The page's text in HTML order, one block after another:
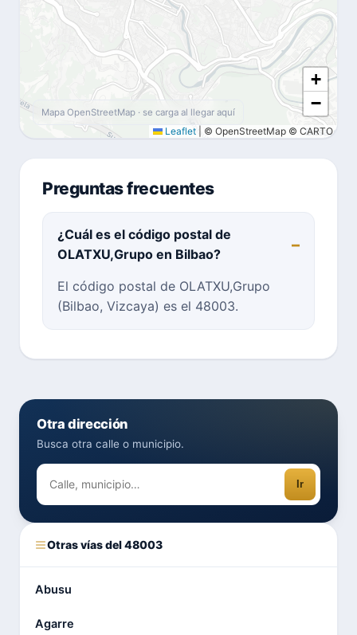
+
−
Leaflet © OpenStreetMap © CARTO
Mapa OpenStreetMap · se carga al llegar aquí
Preguntas frecuentes
¿Cuál es el código postal de
OLATXU,Grupo en Bilbao?
El código postal de OLATXU,Grupo
(Bilbao, Vizcaya) es el 48003.
Otra dirección
Busca otra calle o municipio.
Ir
Otras vías del 48003
Abusu
Agarre